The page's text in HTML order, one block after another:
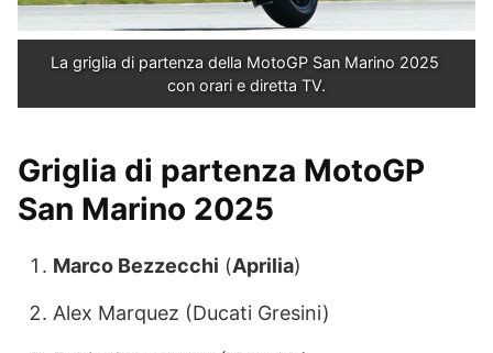
La griglia di partenza della MotoGP San Marino 2025
con orari e diretta TV.
Griglia di partenza MotoGP
San Marino 2025
Marco Bezzecchi (Aprilia)
Alex Marquez (Ducati Gresini)